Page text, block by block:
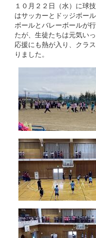
１０月２２日（水）に球
はサッカーとドッジボー
ボールとバレーボールが
たが、生徒たちは元気い
応援にも熱が入り、クラ
りました。